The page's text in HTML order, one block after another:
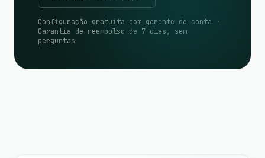
Configuração gratuita com gerente de conta ·
Garantia de reembolso de 7 dias, sem
perguntas